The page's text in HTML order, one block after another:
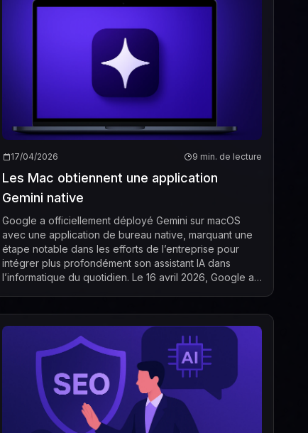
17/04/2026 9 min. de lecture
Les Mac obtiennent une application
Gemini native
Google a officiellement déployé Gemini sur macOS
avec une application de bureau native, marquant une
étape notable dans les efforts de l’entreprise pour
intégrer plus profondément son assistant IA dans
l’informatique du quotidien. Le 16 avril 2026, Google a